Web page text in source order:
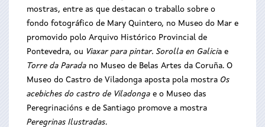
mostras, entre as que destacan o traballo sobre o
fondo fotográfico de Mary Quintero, no Museo do Mar e
promovido polo Arquivo Histórico Provincial de
Pontevedra, ou Viaxar para pintar. Sorolla en Galicia e
Torre da Parada no Museo de Belas Artes da Coruña. O
Museo do Castro de Viladonga aposta pola mostra Os
acebiches do castro de Viladonga e o Museo das
Peregrinacións e de Santiago promove a mostra
Peregrinas Ilustradas.